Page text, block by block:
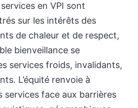
en VPI sont
sur les intérêts des
de chaleur et de respect,
bienveillance se
services froids, invalidants,
L’équité renvoie à
services face aux barrières